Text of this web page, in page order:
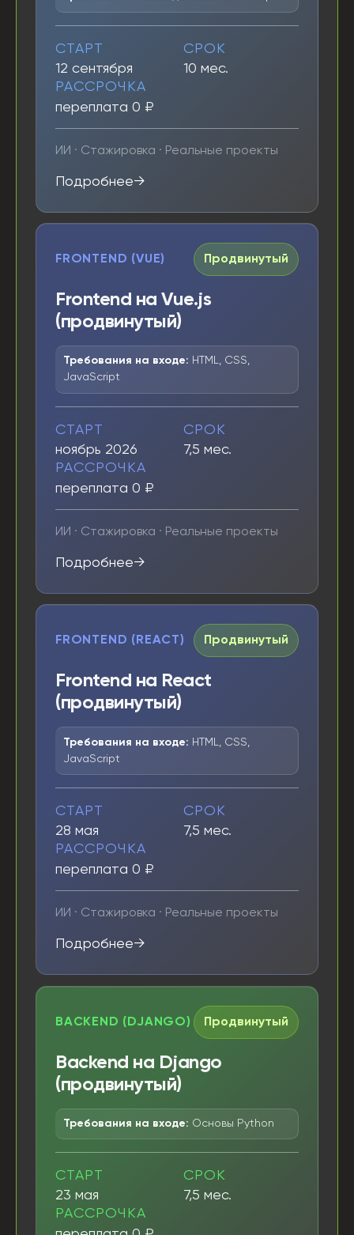
СТАРТ
12 сентября
СРОК
10 мес.
РАССРОЧКА
переплата 0 ₽
ИИ · Стажировка · Реальные проекты
Подробнее
FRONTEND (VUE) Продвинутый
Frontend на Vue.js
(продвинутый)
Требования на входе: HTML, CSS,
JavaScript
СТАРТ
ноябрь 2026
СРОК
7,5 мес.
РАССРОЧКА
переплата 0 ₽
ИИ · Стажировка · Реальные проекты
Подробнее
FRONTEND (REACT) Продвинутый
Frontend на React
(продвинутый)
Требования на входе: HTML, CSS,
JavaScript
СТАРТ
28 мая
СРОК
7,5 мес.
РАССРОЧКА
переплата 0 ₽
ИИ · Стажировка · Реальные проекты
Подробнее
BACKEND (DJANGO) Продвинутый
Backend на Django
(продвинутый)
Требования на входе: Основы Python
СТАРТ
23 мая
СРОК
7,5 мес.
РАССРОЧКА